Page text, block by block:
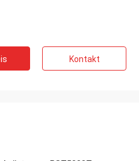
Kontakt